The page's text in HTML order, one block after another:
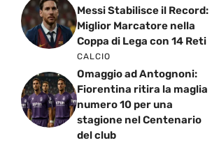
Messi Stabilisce il Record:
Miglior Marcatore nella
Coppa di Lega con 14 Reti
CALCIO
Omaggio ad Antognoni:
Fiorentina ritira la maglia
numero 10 per una
stagione nel Centenario
del club